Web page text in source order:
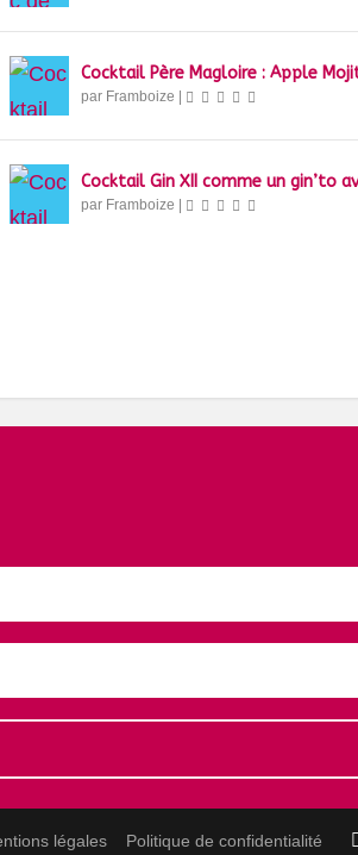
Cocktail Père Magloire : Apple
par Framboize
Cocktail Gin XII comme un gin’to
par Framboize
légales Politique de confidentialité